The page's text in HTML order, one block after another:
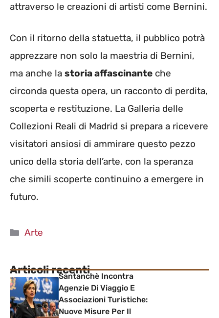
attraverso le creazioni di artisti come Bernini.
Con il ritorno della statuetta, il pubblico potrà
apprezzare non solo la maestria di Bernini,
ma anche la storia affascinante che
circonda questa opera, un racconto di perdita,
scoperta e restituzione. La Galleria delle
Collezioni Reali di Madrid si prepara a ricevere
visitatori ansiosi di ammirare questo pezzo
unico della storia dell’arte, con la speranza
che simili scoperte continuino a emergere in
futuro.
Categorie
Arte
Articoli recentiSantanchè Incontra
Agenzie Di Viaggio E
Associazioni Turistiche:
Nuove Misure Per Il